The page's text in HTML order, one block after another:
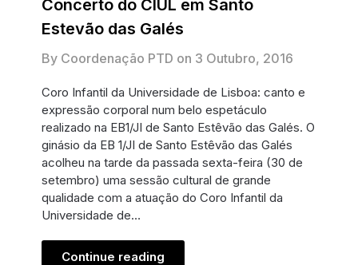
Concerto do CIUL em Santo
Estevão das Galés
By Coordenação PTD on 3 Outubro, 2016
Coro Infantil da Universidade de Lisboa: canto e
expressão corporal num belo espetáculo
realizado na EB1/JI de Santo Estêvão das Galés. O
ginásio da EB 1/JI de Santo Estêvão das Galés
acolheu na tarde da passada sexta-feira (30 de
setembro) uma sessão cultural de grande
qualidade com a atuação do Coro Infantil da
Universidade de…
Continue reading